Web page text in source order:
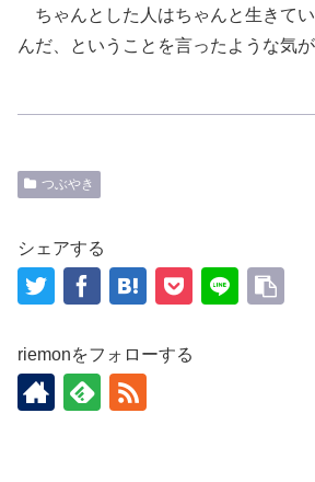
ちゃんとした人はちゃんと生きて
んだ、ということを言ったような気が
つぶやき
シェアする
riemonをフォローする